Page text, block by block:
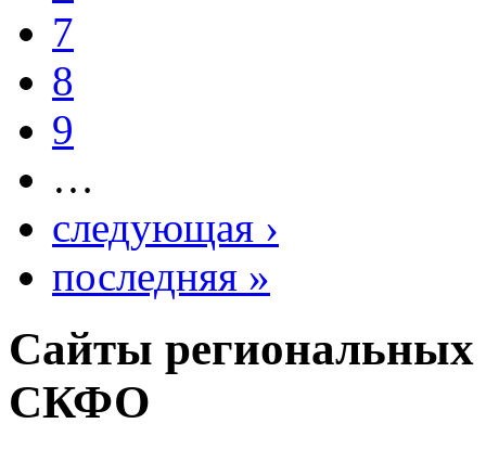
7
8
9
…
следующая ›
последняя »
Сайты
СКФО